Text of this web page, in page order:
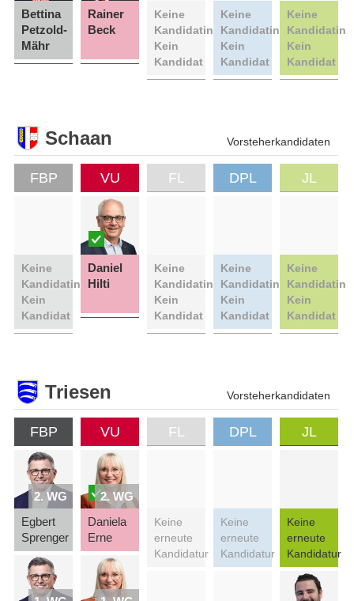
Bettina
Petzold-
Mähr
Rainer
Beck
Keine
Kandidatin
Kein
Kandidat
Keine
Kandidatin
Kein
Kandidat
Keine
Kandidatin
Kein
Kandidat
Schaan Vorsteherkandidaten
FBP
Keine
Kandidatin
Kein
Kandidat
VU
Daniel
Hilti
FL
Keine
Kandidatin
Kein
Kandidat
DPL
Keine
Kandidatin
Kein
Kandidat
JL
Keine
Kandidatin
Kein
Kandidat
Triesen Vorsteherkandidaten
FBP
2. WG
Egbert
Sprenger
VU
2. WG
Daniela
Erne
FL
Keine
erneute
Kandidatur
DPL
Keine
erneute
Kandidatur
JL
Keine
erneute
Kandidatur